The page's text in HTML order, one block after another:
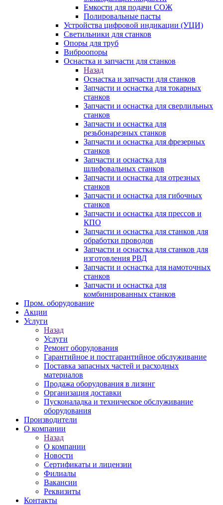
Емкости для подачи СОЖ
Полировальные пасты
Устройства цифровой индикации (УЦИ)
Светильники для станков
Опоры для труб
Виброопоры
Оснастка и запчасти для станков
Назад
Оснастка и запчасти для станков
Запчасти и оснастка для токарных
станков
Запчасти и оснастка для сверлильных
станков
Запчасти и оснастка для
резьбонарезных станков
Запчасти и оснастка для фрезерных
станков
Запчасти и оснастка для
шлифовальных станков
Запчасти и оснастка для отрезных
станков
Запчасти и оснастка для гибочных
станков
Запчасти и оснастка для прессов и
КПО
Запчасти и оснастка для станков для
обработки проводов
Запчасти и оснастка для станков для
изготовления РВД
Запчасти и оснастка для намоточных
станков
Запчасти и оснастка для
комбинированных станков
Пром. оборудование
Акции
Услуги
Назад
Услуги
Ремонт оборудования
Гарантийное и постгарантийное обслуживание
Поставка запасных частей и расходных
материалов
Продажа оборудования в лизинг
Организация доставки
Пусконаладка и техническое обслуживание
оборудования
Производители
О компании
Назад
О компании
Новости
Сертификаты и лицензии
Филиалы
Вакансии
Реквизиты
Контакты